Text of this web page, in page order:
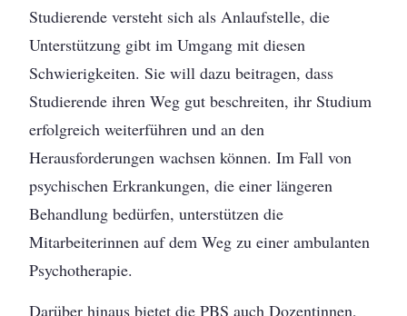
Studierende versteht sich als Anlaufstelle, die
Unterstützung gibt im Umgang mit diesen
Schwierigkeiten. Sie will dazu beitragen, dass
Studierende ihren Weg gut beschreiten, ihr Studium
erfolgreich weiterführen und an den
Herausforderungen wachsen können. Im Fall von
psychischen Erkrankungen, die einer längeren
Behandlung bedürfen, unterstützen die
Mitarbeiterinnen auf dem Weg zu einer ambulanten
Psychotherapie.
Darüber hinaus bietet die PBS auch Dozentinnen,